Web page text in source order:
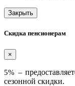
Закрыть
Скидка пенсионерам
×
5% –
сезонной скидки.